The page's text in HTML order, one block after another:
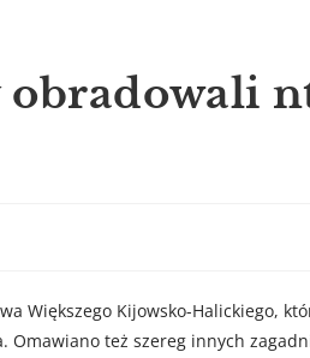
Większego Kijowsko-Halickiego,
Omawiano też szereg innych